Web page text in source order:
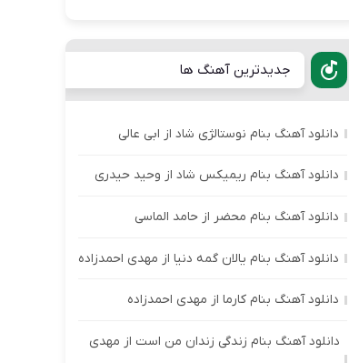
جدیدترین آهنگ ها
دانلود آهنگ بنام نوستالژی شاد از ابی عالی
دانلود آهنگ بنام ریمیکس شاد از وحید حیدری
دانلود آهنگ بنام محضر از حامد الماسی
دانلود آهنگ بنام یالان گمه دنیا از مهدی احمدزاده
دانلود آهنگ بنام کارما از مهدی احمدزاده
دانلود آهنگ بنام زندگی زندان من است از مهدی